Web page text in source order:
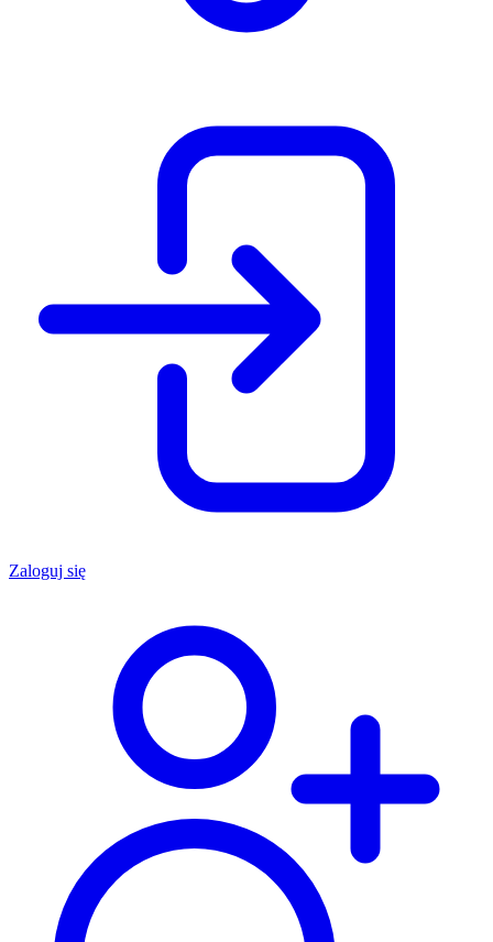
Zaloguj się